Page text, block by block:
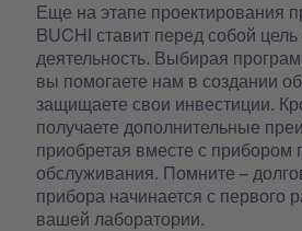
Еще на этапе проектирования
BUCHI ставит перед собой
деятельность. Выбирая
вы помогаете нам в создании
защищаете свои инвестиции.
получаете дополнительные
приобретая вместе с прибором
обслуживания. Помните –
прибора начинается с первого
вашей лаборатории.